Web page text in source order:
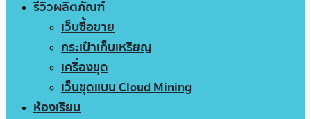
รีวิวผลิตภัณฑ์
เว็บซื้อขาย
กระเป๋าเก็บเหรียญ
เครื่องขุด
เว็บขุดแบบ Cloud Mining
ห้องเรียน